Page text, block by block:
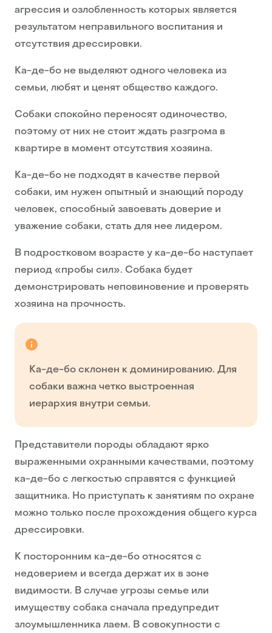
агрессия и озлобленность которых является
результатом неправильного воспитания и
отсутствия дрессировки.
Ка-де-бо не выделяют одного человека из
семьи, любят и ценят общество каждого.
Собаки спокойно переносят одиночество,
поэтому от них не стоит ждать разгрома в
квартире в момент отсутствия хозяина.
Ка-де-бо не подходят в качестве первой
собаки, им нужен опытный и знающий породу
человек, способный завоевать доверие и
уважение собаки, стать для нее лидером.
В подростковом возрасте у ка-де-бо наступает
период «пробы сил». Собака будет
демонстрировать неповиновение и проверять
хозяина на прочность.
Ка-де-бо склонен к доминированию. Для
собаки важна четко выстроенная
иерархия внутри семьи.
Представители породы обладают ярко
выраженными охранными качествами, поэтому
ка-де-бо с легкостью справятся с функцией
защитника. Но приступать к занятиям по охране
можно только после прохождения общего курса
дрессировки.
К посторонним ка-де-бо относятся с
недоверием и всегда держат их в зоне
видимости. В случае угрозы семье или
имуществу собака сначала предупредит
злоумышленника лаем. В совокупности с